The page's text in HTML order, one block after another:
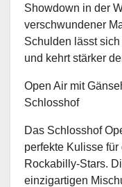
Showdown in der
verschwundener
Schulden lässt
und kehrt stärker
Open Air mit
Schlosshof
Das Schlosshof
perfekte Kulisse
Rockabilly-Stars.
einzigartigen